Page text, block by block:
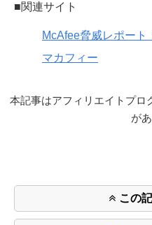
■関連サイト
McAfee脅威レポート
マカフィー
本記事はアフィリエイトプロ
が
この